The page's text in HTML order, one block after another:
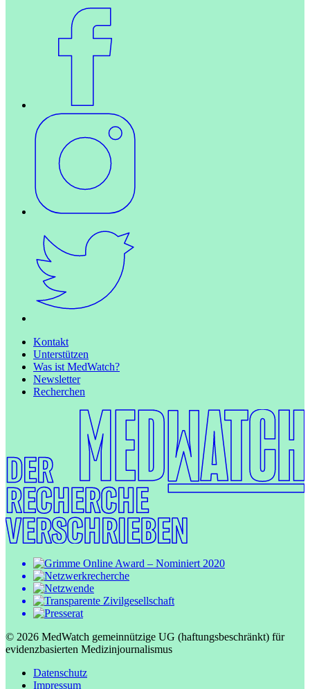
Kontakt
Unterstützen
Was ist MedWatch?
Newsletter
Recherchen
© 2026 MedWatch gemeinnützige UG (haftungsbeschränkt) für
evidenzbasierten Medizinjournalismus
Datenschutz
Impressum